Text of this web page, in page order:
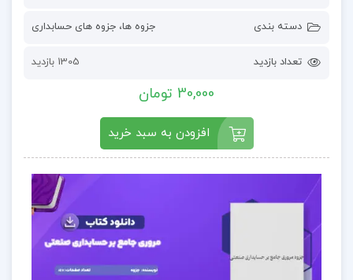
دسته بندی جزوه ها، جزوه های حسابداری
تعداد بازدید 1305 بازدید
30,000 تومان
افزودن به سبد خرید